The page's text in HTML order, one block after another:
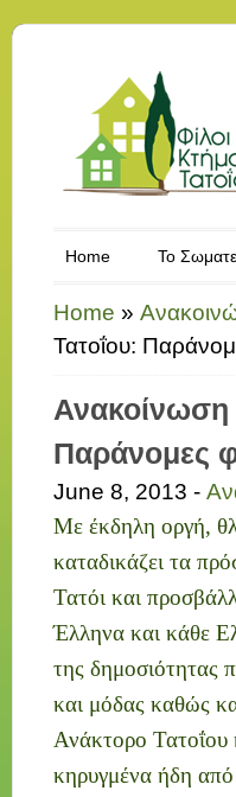
Home Το
Home »
Τατοΐου:
Ανακοίνωση
Παράνομες
June 8, 2013 -
Με έκδηλη οργή,
καταδικάζει τα
Τατόι και
Έλληνα και κάθε
της δημοσιότητας
και μόδας καθώς
Ανάκτορο Τατοΐου
κηρυγμένα ήδη από